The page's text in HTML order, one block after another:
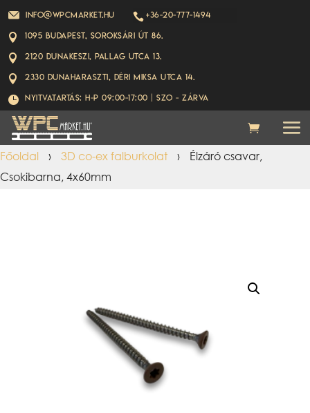
info@wpcmarket.hu  +36-20-777-1494
 1095 Budapest, Soroksári út 86.
 2120 Dunakeszi, Pallag utca 13.
 2330 Dunaharaszti, Déri Miksa utca 14.
 Nyitvatartás: H-P 09:00-17:00 | Szo - ZÁRVA
Főoldal › 3D co-ex falburkolat ›
Élzáró csavar,
Csokibarna, 4x60mm